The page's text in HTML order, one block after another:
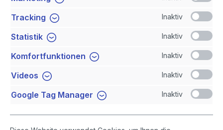
Shop Service
Newsletter
Tracking Inaktiv
Statistik Inaktiv
Komfortfunktionen Inaktiv
Videos Inaktiv
Google Tag Manager Inaktiv